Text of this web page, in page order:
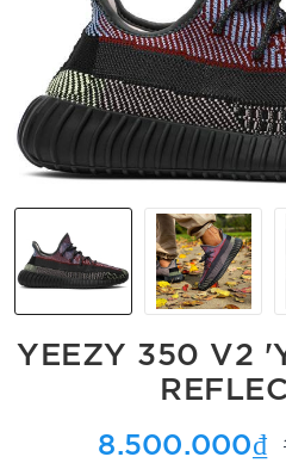
YEEZY 350 V2
8.500.000₫